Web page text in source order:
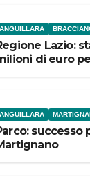
ANGUILLARA
Lazio:
di euro
ANGUILLARA
successo